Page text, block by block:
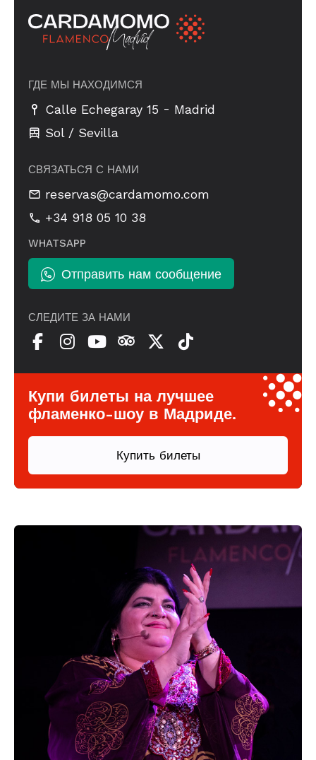
ГДЕ МЫ НАХОДИМСЯ
Calle Echegaray 15 - Madrid
Sol / Sevilla
СВЯЗАТЬСЯ С НАМИ
reservas@cardamomo.com
+34 918 05 10 38
WHATSAPP
Отправить нам сообщение
СЛЕДИТЕ ЗА НАМИ
Купи билеты на лучшее
фламенко-шоу в Мадриде.
Купить билеты